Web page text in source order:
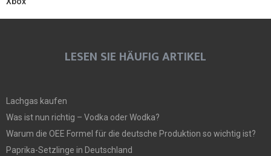
LESEN SIE HÄUFIG ARTIKEL
Lachgas kaufen
Was ist nun richtig – Vodka oder Wodka?
Warum die OEE Formel für die deutsche Produktion so wichtig ist?
Paprika-Setzlinge in Deutschland